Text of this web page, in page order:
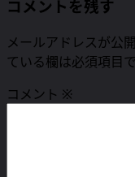
ー
シ
コメントを残す
メールアドレスが公
ている欄は必須項目
コメント ※